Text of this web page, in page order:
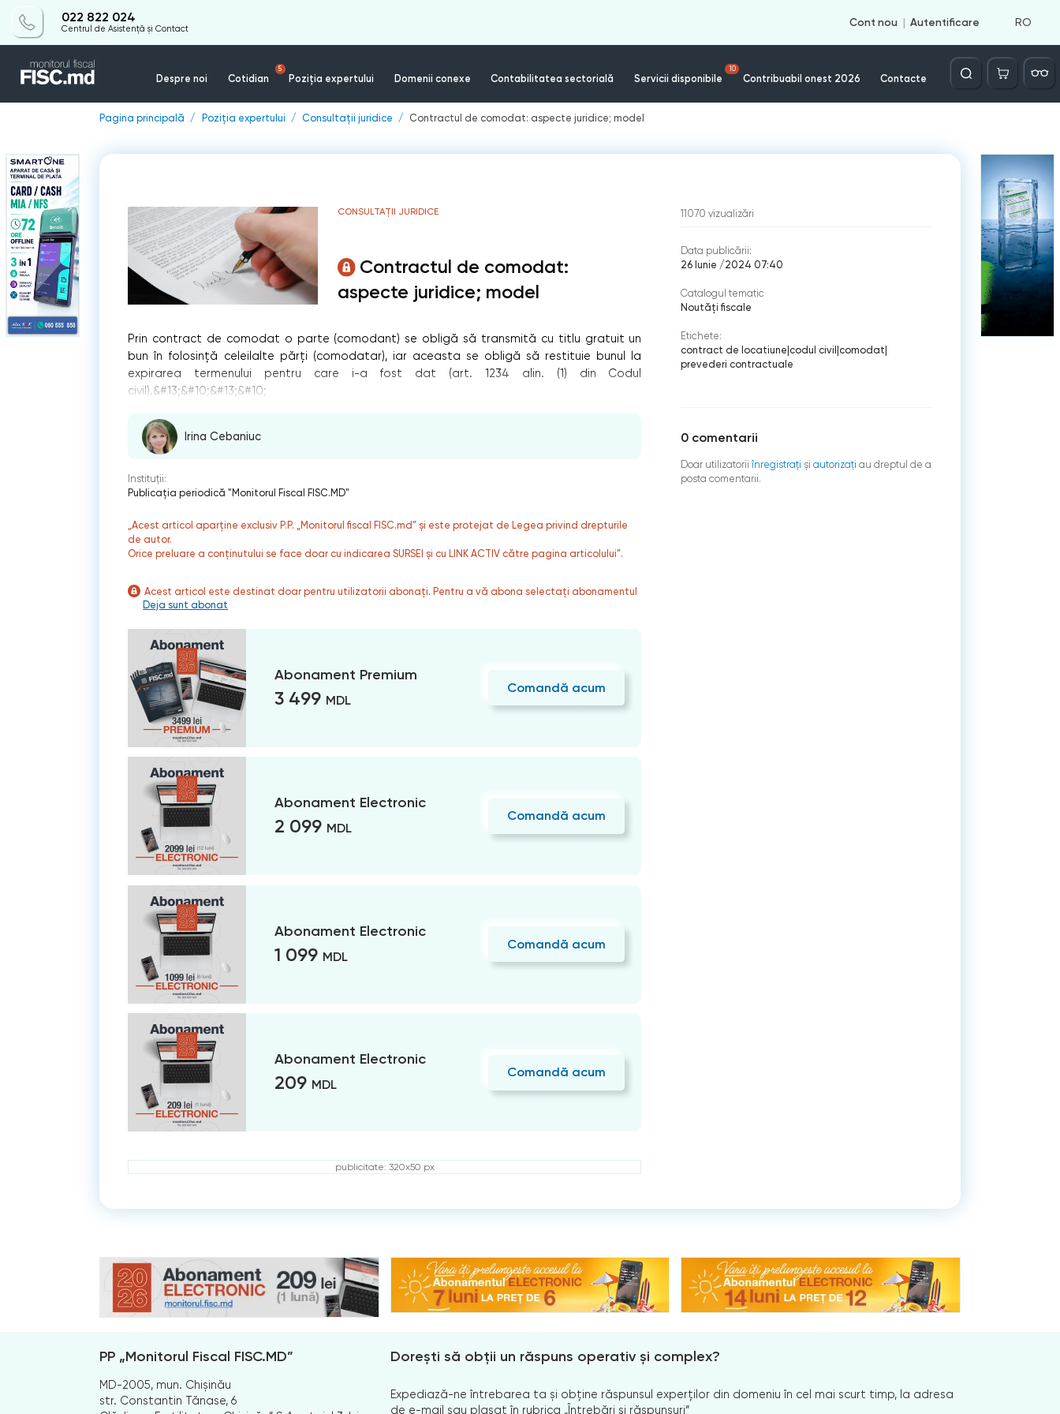
022 822 024
Centrul de Asistență și Contact
Cont nou Autentificare RO
Despre noi Cotidian
5
Poziția expertului Domenii conexe Contabilitatea sectorială Servicii disponibile
10
Contribuabil onest 2026 Contacte
Căutare
Pagina principală Poziția expertului Consultații juridice Contractul de comodat: aspecte juridice; model
CONSULTAȚII JURIDICE
Contractul de comodat:
aspecte juridice; model
Prin contract de comodat o parte (comodant) se obligă să transmită cu titlu gratuit un
bun în folosinţă celeilalte părţi (comodatar), iar aceasta se obligă să restituie bunul la
expirarea termenului pentru care i-a fost dat (art. 1234 alin. (1) din Codul
civil).&#13;&#10;&#13;&#10;
Irina Cebaniuc
Instituții:
Publicaţia periodică "Monitorul Fiscal FISC.MD"
„Acest articol aparține exclusiv P.P. „Monitorul fiscal FISC.md” și este protejat de Legea privind drepturile
de autor.
Orice preluare a conținutului se face doar cu indicarea SURSEI și cu LINK ACTIV către pagina articolului”.
Acest articol este destinat doar pentru utilizatorii abonați. Pentru a vă abona selectați abonamentul
Deja sunt abonat
Abonament Premium
3 499 MDL
Comandă acum
Abonament Electronic
2 099 MDL
Comandă acum
Abonament Electronic
1 099 MDL
Comandă acum
Abonament Electronic
209 MDL
Comandă acum
publicitate: 320x50 px
11070 vizualizări
Data publicării:
26 Iunie /2024 07:40
Catalogul tematic
Noutăți fiscale
Etichete:
contract de locatiune codul civil comodat
prevederi contractuale
0 comentarii
Doar utilizatorii înregistraţi şi autorizați au dreptul de a
posta comentarii.
PP „Monitorul Fiscal FISC.MD”
MD-2005, mun. Chișinău
str. Constantin Tănase, 6
Dorești să obții un răspuns operativ și complex?
Expediază-ne întrebarea ta și obține răspunsul experților din domeniu în cel mai scurt timp, la adresa
de e-mail sau plasat în rubrica „Întrebări și răspunsuri”